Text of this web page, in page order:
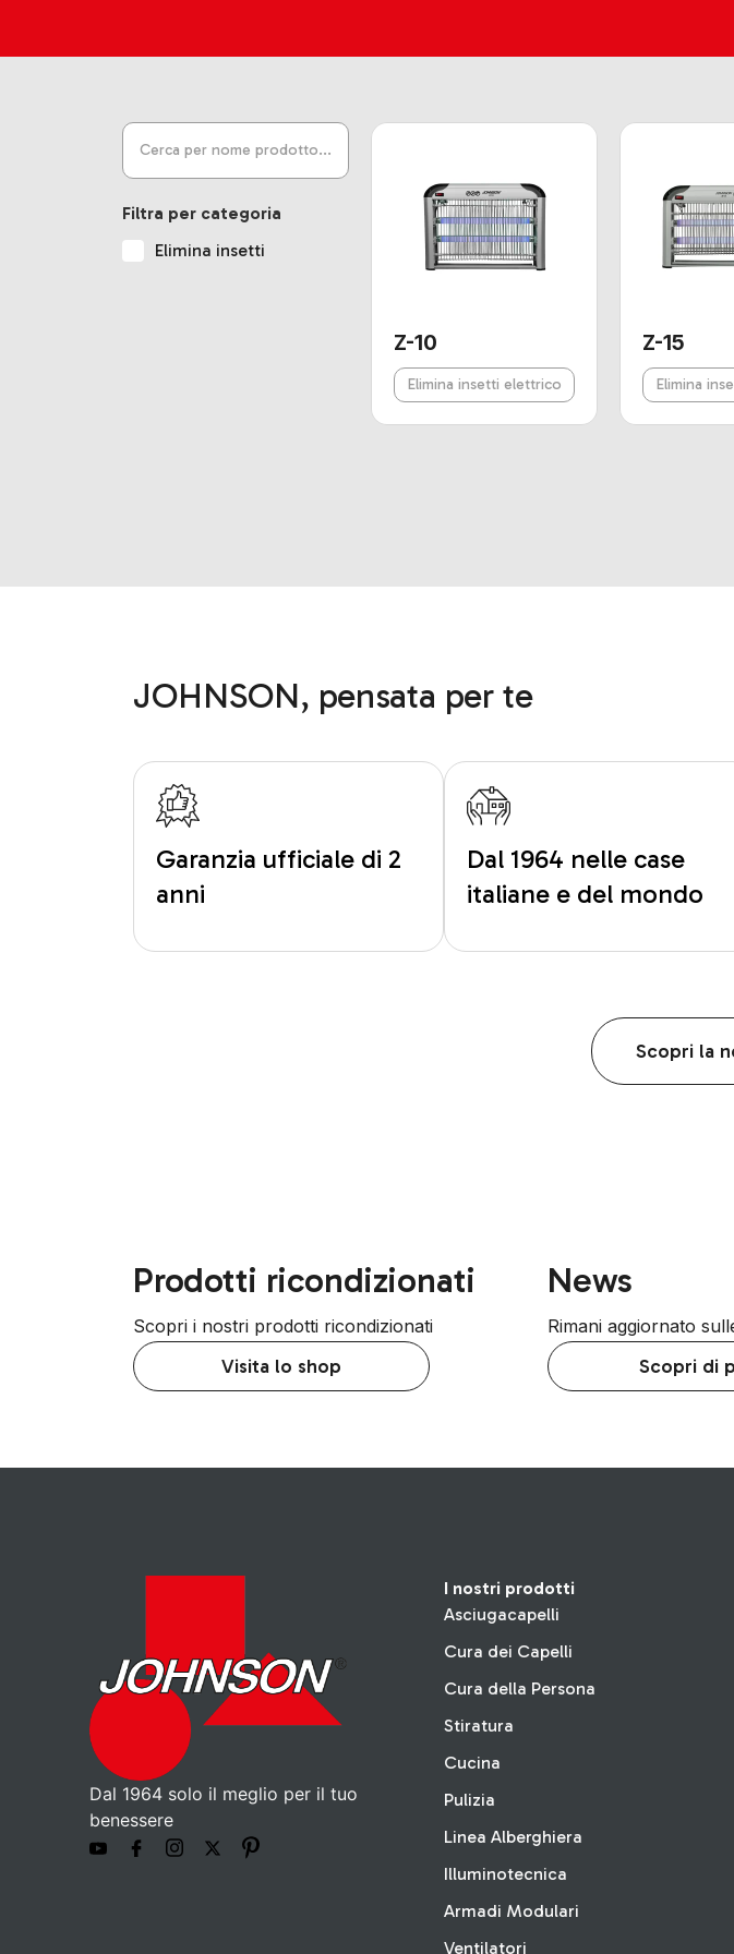
Filtra per categoria
Elimina insetti
Z-10
Elimina insetti elettrico
Z-15
Elimina
JOHNSON, pensata per te
Garanzia ufficiale di 2
anni
Dal 1964 nelle case
italiane e del mondo
Scopri la
Prodotti ricondizionati
Scopri i nostri prodotti ricondizionati
Visita lo shop
News
Rimani aggiornato
Scopri di
Dal 1964 solo il meglio per il tuo
benessere
I nostri prodotti
Asciugacapelli
Cura dei Capelli
Cura della Persona
Stiratura
Cucina
Pulizia
Linea Alberghiera
Illuminotecnica
Armadi Modulari
Ventilatori